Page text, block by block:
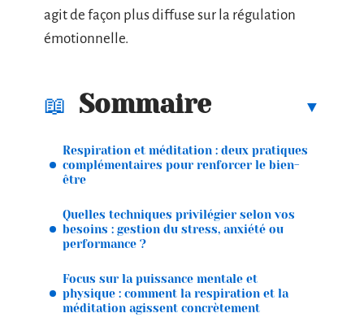
agit de façon plus diffuse sur la régulation
émotionnelle.
Sommaire
Respiration et méditation : deux pratiques
complémentaires pour renforcer le bien-
être
Quelles techniques privilégier selon vos
besoins : gestion du stress, anxiété ou
performance ?
Focus sur la puissance mentale et
physique : comment la respiration et la
méditation agissent concrètement